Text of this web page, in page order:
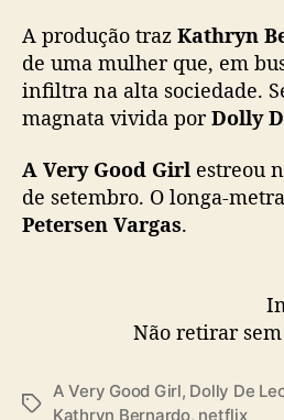
A produção traz Kathryn
de uma mulher que, em
infiltra na alta sociedade.
magnata vivida porDolly
A Very Good Girl estreou
de setembro. O longa-
Petersen Vargas.
Não retirar
T
A Very Good Girl, Dolly De
Kathryn Bernardo, netflix